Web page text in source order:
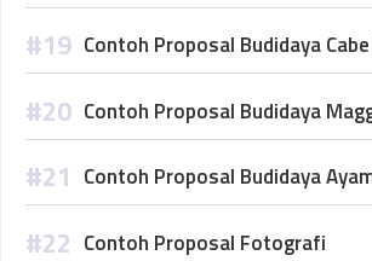
Contoh Proposal Budidaya
Contoh Proposal Budidaya
Contoh Proposal Budidaya
Contoh Proposal Fotografi